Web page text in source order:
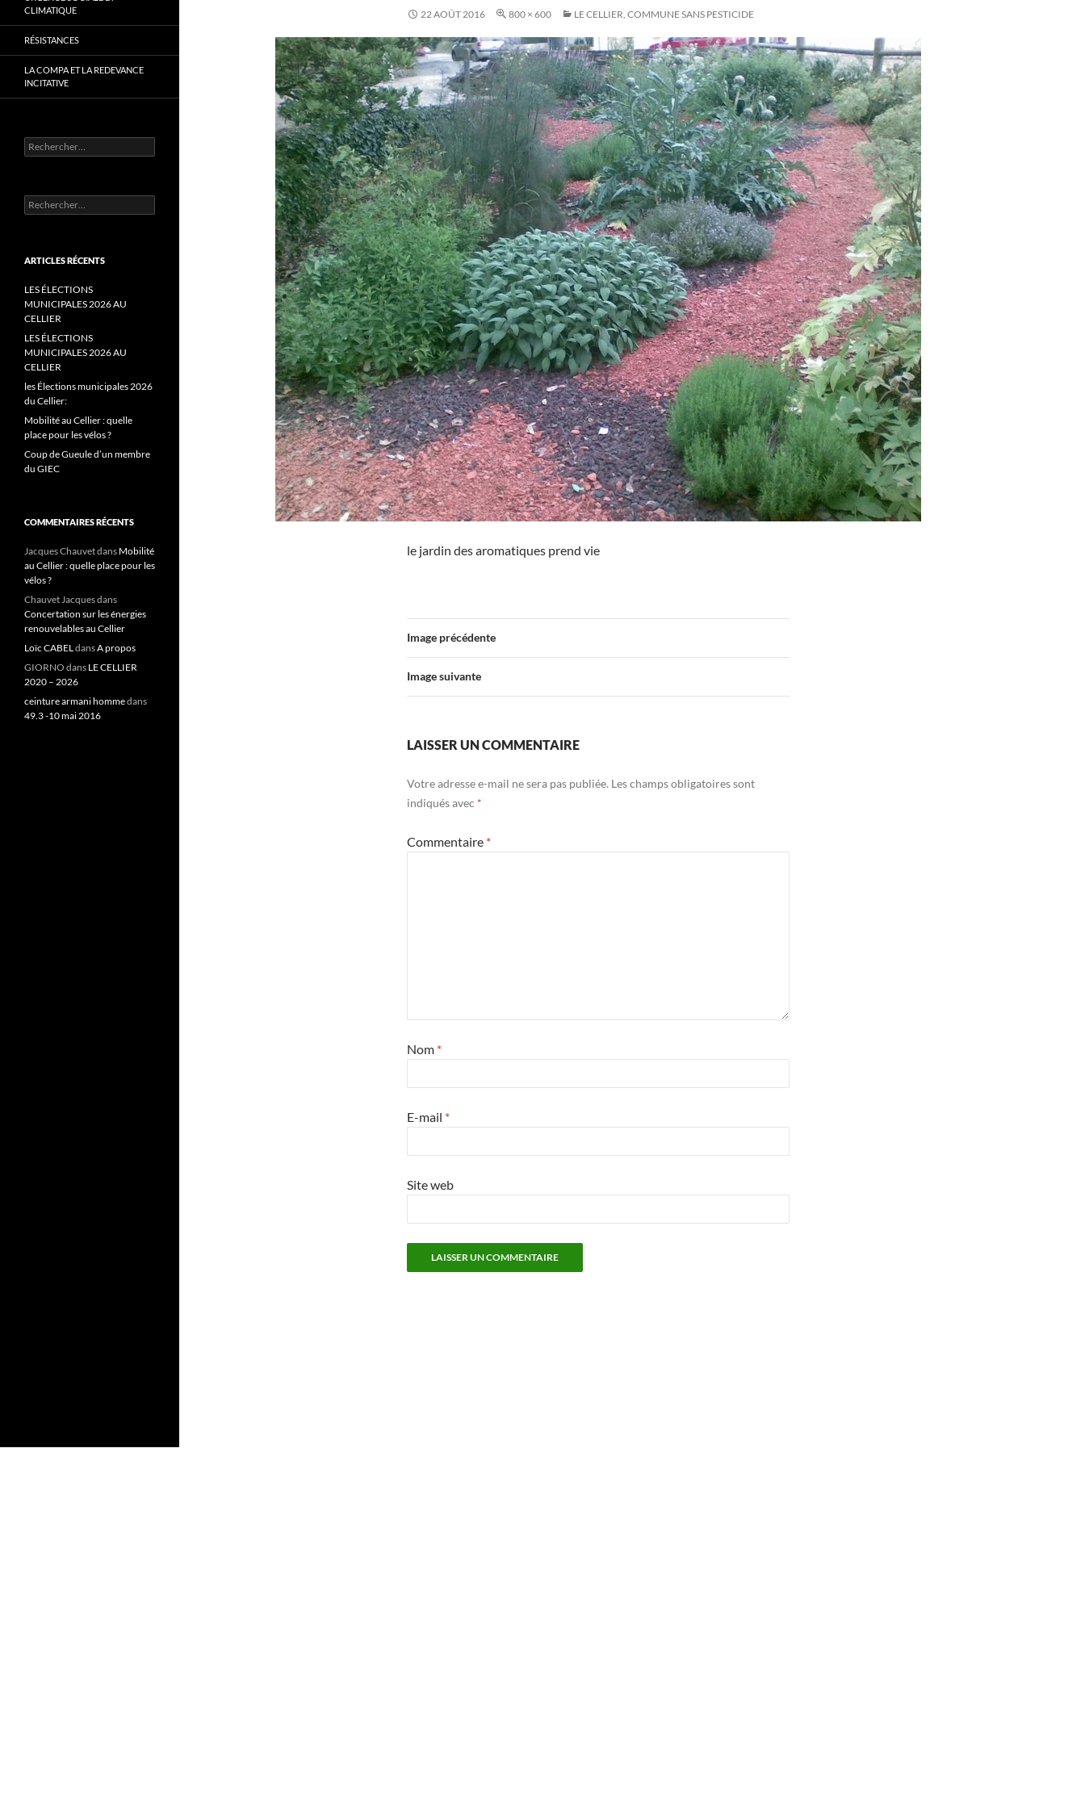
22 AOÛT 2016 800 × 600 LE CELLIER, COMMUNE SANS PESTICIDE
le jardin des aromatiques prend vie
Image précédente
Image suivante
LAISSER UN COMMENTAIRE
Votre adresse e-mail ne sera pas publiée. Les champs obligatoires sont
indiqués avec *
Commentaire *
Nom *
E-mail *
Site web
CLIMATIQUE
RÉSISTANCES
LA COMPA ET LA REDEVANCE
INCITATIVE
Rechercher :
Rechercher :
ARTICLES RÉCENTS
LES ÉLECTIONS
MUNICIPALES 2026 AU
CELLIER
LES ÉLECTIONS
MUNICIPALES 2026 AU
CELLIER
les Élections municipales 2026
du Cellier:
Mobilité au Cellier : quelle
place pour les vélos ?
Coup de Gueule d’un membre
du GIEC
COMMENTAIRES RÉCENTS
Jacques Chauvetdans Mobilité
au Cellier : quelle place pour les
vélos ?
Chauvet Jacquesdans
Concertation sur les énergies
renouvelables au Cellier
Loïc CABELdansA propos
GIORNO dans LE CELLIER
2020 – 2026
ceinture armani hommedans
49.3 -10 mai 2016